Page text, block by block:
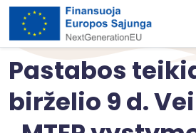
Pastabos
birželio 9 d.